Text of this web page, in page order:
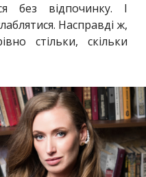
без відпочинку. І
Насправді ж,
стільки, скільки